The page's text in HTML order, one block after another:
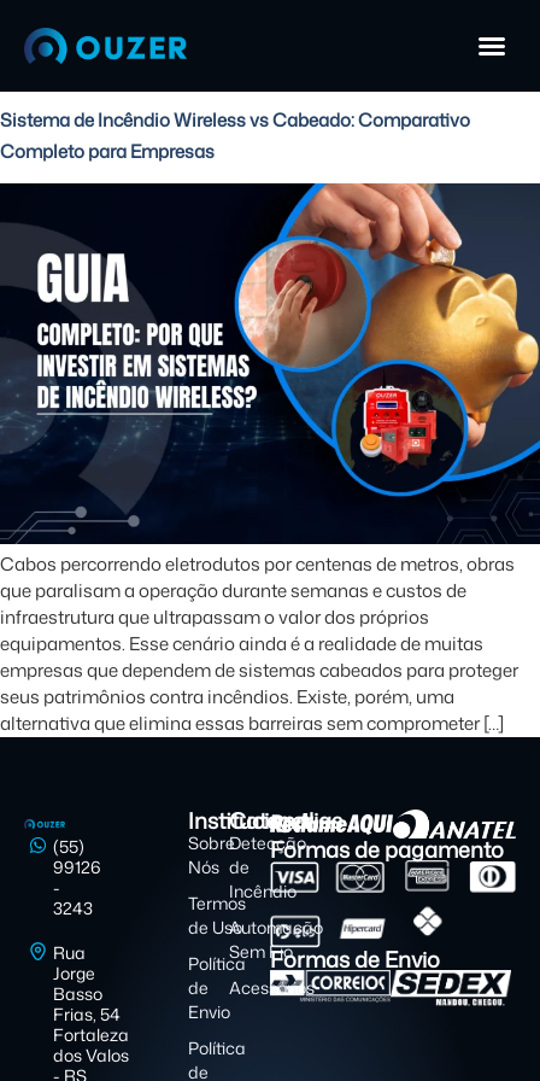
Sistema de Incêndio Wireless vs Cabeado: Comparativo
Completo para Empresas
Cabos percorrendo eletrodutos por centenas de metros, obras
que paralisam a operação durante semanas e custos de
infraestrutura que ultrapassam o valor dos próprios
equipamentos. Esse cenário ainda é a realidade de muitas
empresas que dependem de sistemas cabeados para proteger
seus patrimônios contra incêndios. Existe, porém, uma
alternativa que elimina essas barreiras sem comprometer […]
(55)
99126
-
3243
Rua
Jorge
Basso
Frias, 54
Fortaleza
dos Valos
- RS
Institucional
Sobre
Nós
Termos
de Uso
Política
de
Envio
Política
de
Categorias
Detecção
de
Incêndio
Automação
Sem Fio
Acessórios
Formas de pagamento
Formas de Envio